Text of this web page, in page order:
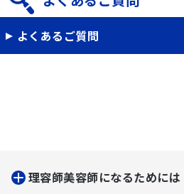
よくあるご質問
理容師美容師になるためには